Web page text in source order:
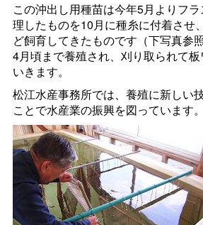
この沖出し用種苗は今年5月よりフ
理したものを10月に種糸に付着させ
ど飼育してきたものです（下写真参
4月頃まで養殖され、刈り取られて
いきます。
松江水産事務所では、養殖に新しい
ことで水産業の振興を図っています。